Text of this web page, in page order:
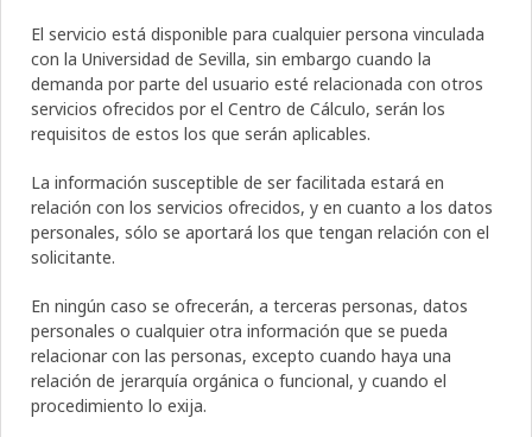
El servicio está disponible para cualquier persona vinculada
con la Universidad de Sevilla, sin embargo cuando la
demanda por parte del usuario esté relacionada con otros
servicios ofrecidos por el Centro de Cálculo, serán los
requisitos de estos los que serán aplicables.
La información susceptible de ser facilitada estará en
relación con los servicios ofrecidos, y en cuanto a los datos
personales, sólo se aportará los que tengan relación con el
solicitante.
En ningún caso se ofrecerán, a terceras personas, datos
personales o cualquier otra información que se pueda
relacionar con las personas, excepto cuando haya una
relación de jerarquía orgánica o funcional, y cuando el
procedimiento lo exija.